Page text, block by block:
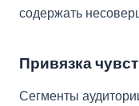
содержать
Привязка
Сегменты